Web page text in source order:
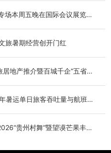
场本周五晚在国际会议展览中
旅暑期经营创开门红
居地产推介暨百城千企“五省
暑运单日旅客吞吐量与航班起
贵州村舞”暨望谟芒果丰收